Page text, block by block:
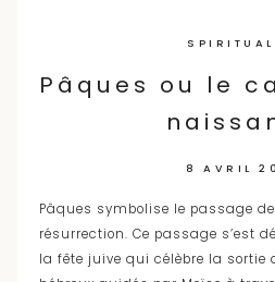
Pâques ou le
8 AVRIL
Pâques symbolise le passage
résurrection. Ce passage s’est
la fête juive qui célèbre la sortie